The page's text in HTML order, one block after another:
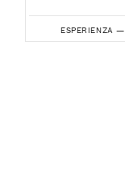
ESPERIENZA —